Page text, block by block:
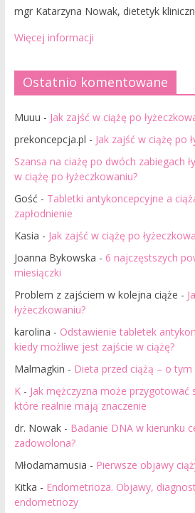
mgr Katarzyna Nowak, dietetyk
Więcej informacji
Ostatnio komentowane
Muuu - Jak zajść w ciążę po
prekoncepcja.pl - Jak zajść w ciążę po
Szansa na ciażę po dwóch zabiegach
w ciążę po łyżeczkowaniu?
Gość - Tabletki antykoncepcyjne a
zapłodnienie
Kasia - Jak zajść w ciążę po
Joanna Bykowska - 6 najczęstszych
miesiączki
Problem z zajściem w kolejna ciąże -
łyżeczkowaniu?
karolina - Odstawienie tabletek
kiedy możliwe jest zajście w ciążę?
Malmagkin - Dieta przed ciążą – o
K- Jak mężczyzna może przygotować
które realnie mają znaczenie
dr. Nowak- Badanie DNA w kierunku
zadowolona?
Młodamamusia - Pierwsze objawy
Kitka - Endometrioza. Objawy,
endometriozy